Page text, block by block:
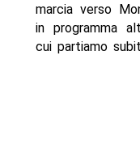
marcia verso
in programma
cui partiamo